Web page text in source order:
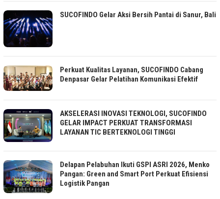
SUCOFINDO Gelar Aksi Bersih Pantai di Sanur, Bali
Perkuat Kualitas Layanan, SUCOFINDO Cabang
Denpasar Gelar Pelatihan Komunikasi Efektif
AKSELERASI INOVASI TEKNOLOGI, SUCOFINDO
GELAR IMPACT PERKUAT TRANSFORMASI
LAYANAN TIC BERTEKNOLOGI TINGGI
Delapan Pelabuhan Ikuti GSPI ASRI 2026, Menko
Pangan: Green and Smart Port Perkuat Efisiensi
Logistik Pangan